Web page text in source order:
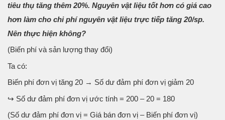
tiêu thụ tăng thêm 20%. Nguyên vật liệu tốt hơn có giá cao
hơn làm cho chi phí nguyên vật liệu trực tiếp tăng 20/sp.
Nên thực hiện không?
(Biến phí và sản lượng thay đổi)
Ta có:
Biến phí đơn vị tăng 20 → Số dư đảm phí đơn vị giảm 20
↪ Số dư đảm phí đơn vị ước tính = 200 – 20 = 180
(Số dư đảm phí đơn vị = Giá bán đơn vị – Biến phí đơn vị)